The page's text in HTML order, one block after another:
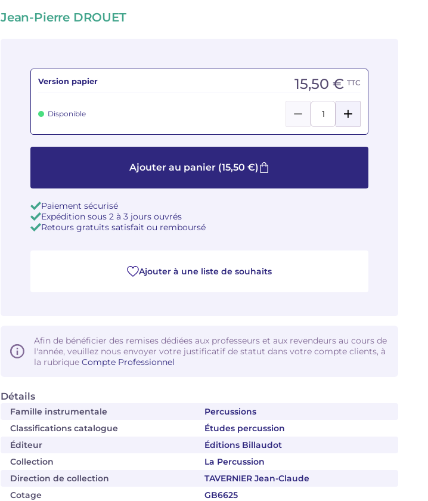
Jean-Pierre DROUET
Détails
Famille instrumentale
Percussions
Classifications catalogue
Études percussion
Éditeur
Éditions Billaudot
Collection
La Percussion
Direction de collection
TAVERNIER Jean-Claude
Cotage
GB6625
Version papier 15,50 € TTC
Disponible
Ajouter au panier (15,50 €)
Paiement sécurisé
Expédition sous 2 à 3 jours ouvrés
Retours gratuits satisfait ou remboursé
Ajouter à une liste de souhaits
Afin de bénéficier des remises dédiées aux professeurs et aux revendeurs au cours de
l'année, veuillez nous envoyer votre justificatif de statut dans votre compte clients, à
la rubrique Compte Professionnel